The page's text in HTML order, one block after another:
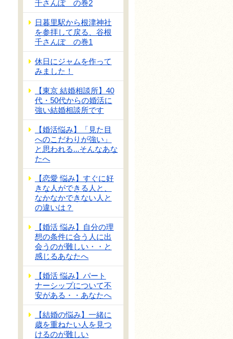
千さんぽ の巻2
日暮里駅から根津神社
を参拝して戻る、谷根
千さんぽ の巻1
休日にジャムを作って
みました！
【東京 結婚相談所】40
代・50代からの婚活に
強い結婚相談所です
【婚活悩み】「見た目
へのこだわりが強い」
と思われる...そんなあな
たへ
【恋愛 悩み】すぐに好
きな人ができる人と、
なかなかできない人と
の違いは？
【婚活 悩み】自分の理
想の条件に合う人に出
会うのが難しい・・と
感じるあなたへ
【婚活 悩み】パート
ナーシップについて不
安がある・・あなたへ
【結婚の悩み】一緒に
歳を重ねたい人を見つ
けるのが難しい